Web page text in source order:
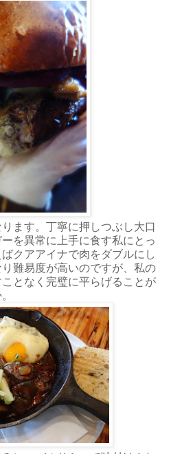
ます。丁寧に押しつぶし大口
を異常に上手に食す私にとっ
クアアイナで肉をダブルにし
難易度が高いのですが、私の
となく完璧に平らげることが